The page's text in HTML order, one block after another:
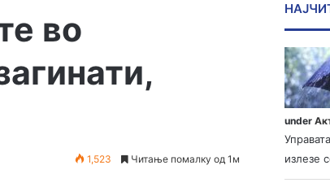
во
1,523 Читање помалку од 1м
under
излезе